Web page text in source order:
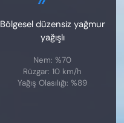
Bölgesel düzensiz yağmur
yağışlı
Nem: %70
Rüzgar: 10 km/h
Yağış Olasılığı: %89